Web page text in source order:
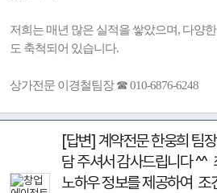
저희는 매년 많은 실적을 쌓았으며, 다양
도 축척되어 있습니다.
상가전문 이경철팀장 ☎ 010-6876-6248
[답변] 계약전문 한웅희 팀
담 주셔서 감사드립니다 ^^
노하우 정보를 제공하여 조